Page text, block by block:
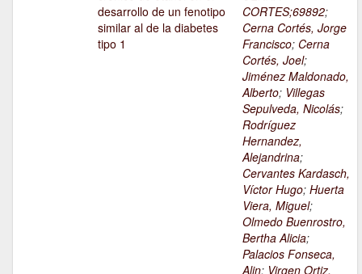
desarrollo de un fenotipo
similar al de la diabetes
tipo 1
CORTES;69892;
Cerna Cortés, Jorge
Francisco; Cerna
Cortés, Joel;
Jiménez Maldonado,
Alberto; Villegas
Sepulveda, Nicolás;
Rodríguez
Hernandez,
Alejandrina;
Cervantes Kardasch,
Víctor Hugo; Huerta
Viera, Miguel;
Olmedo Buenrostro,
Bertha Alicia;
Palacios Fonseca,
Alin; Virgen Ortiz,